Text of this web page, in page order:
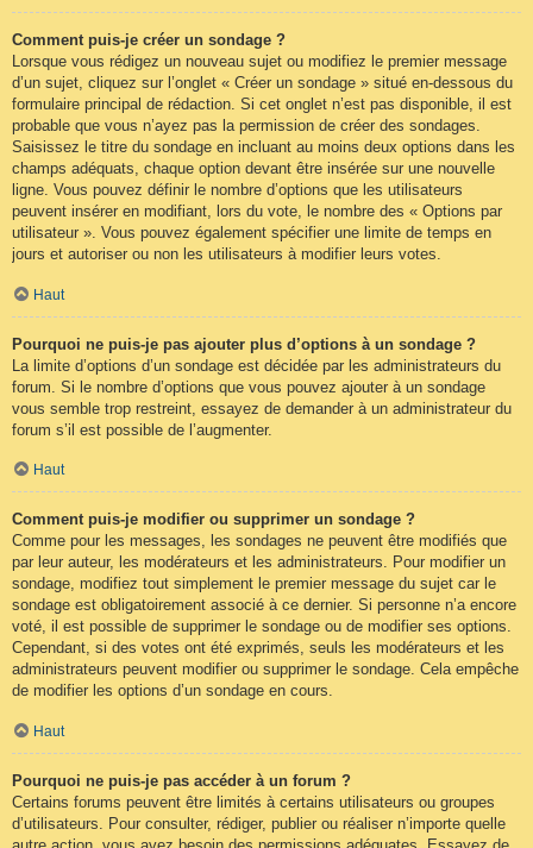
Comment puis-je créer un sondage ?
Lorsque vous rédigez un nouveau sujet ou modifiez le premier message
d’un sujet, cliquez sur l’onglet « Créer un sondage » situé en-dessous du
formulaire principal de rédaction. Si cet onglet n’est pas disponible, il est
probable que vous n’ayez pas la permission de créer des sondages.
Saisissez le titre du sondage en incluant au moins deux options dans les
champs adéquats, chaque option devant être insérée sur une nouvelle
ligne. Vous pouvez définir le nombre d’options que les utilisateurs
peuvent insérer en modifiant, lors du vote, le nombre des « Options par
utilisateur ». Vous pouvez également spécifier une limite de temps en
jours et autoriser ou non les utilisateurs à modifier leurs votes.
Haut
Pourquoi ne puis-je pas ajouter plus d’options à un sondage ?
La limite d’options d’un sondage est décidée par les administrateurs du
forum. Si le nombre d’options que vous pouvez ajouter à un sondage
vous semble trop restreint, essayez de demander à un administrateur du
forum s’il est possible de l’augmenter.
Haut
Comment puis-je modifier ou supprimer un sondage ?
Comme pour les messages, les sondages ne peuvent être modifiés que
par leur auteur, les modérateurs et les administrateurs. Pour modifier un
sondage, modifiez tout simplement le premier message du sujet car le
sondage est obligatoirement associé à ce dernier. Si personne n’a encore
voté, il est possible de supprimer le sondage ou de modifier ses options.
Cependant, si des votes ont été exprimés, seuls les modérateurs et les
administrateurs peuvent modifier ou supprimer le sondage. Cela empêche
de modifier les options d’un sondage en cours.
Haut
Pourquoi ne puis-je pas accéder à un forum ?
Certains forums peuvent être limités à certains utilisateurs ou groupes
d’utilisateurs. Pour consulter, rédiger, publier ou réaliser n’importe quelle